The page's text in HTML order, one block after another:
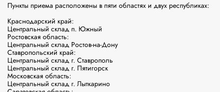
Пункты приема расположены в пяти областях и двух республиках:
Краснодарский край:
Центральный склад п. Южный
Ростовская область:
Центральный склад Ростов-на-Дону
Ставропольский край:
Центральный склад г. Ставрополь
Центральный склад г. Пятигорск
Московская область:
Центральный склад г. Лыткарино